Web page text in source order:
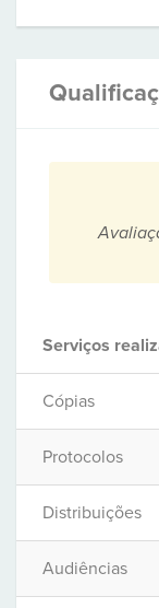
Serviços
Cópias
Protocolos
Distribuições
Audiências